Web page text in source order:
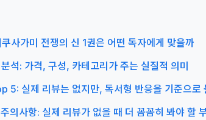
사가미 전쟁의 신 1권은 어떤 독자에게 맞을까
석: 가격, 구성, 카테고리가 주는 실질적 의미
5: 실제 리뷰는 없지만, 독서형 반응을 기준으로
의사항: 실제 리뷰가 없을 때 더 꼼꼼히 봐야 할